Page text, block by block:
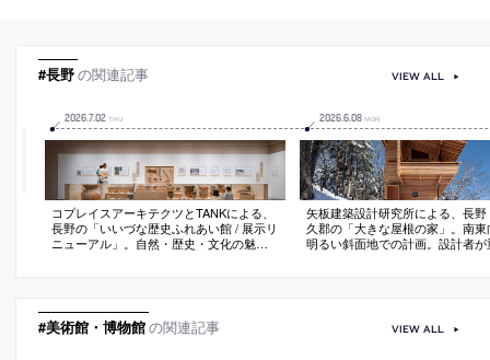
#長野の関連記事
2026.7.02 THU
コプレイスアーキテクツとTANKによる、
長野の「いいづな歴史ふれあい館 / 展示リ
ニューアル」。自然・歴史・文化の魅力
的に歴史と向き合える在り方を求め、展
められる計画を考案。OSB合板を加工し
た意匠は世界観の共有も意図
2026.6.08 MON
矢板建築設計研究所による、長野
久郡の「大きな屋根の家」。南東
明るい斜面地での計画。設計者が
大開口を備えたリビングをバルコ
のなす作為が消え去った時にのみ
VIEW ALL
#美術館・博物館の関連記事 VIEW ALL